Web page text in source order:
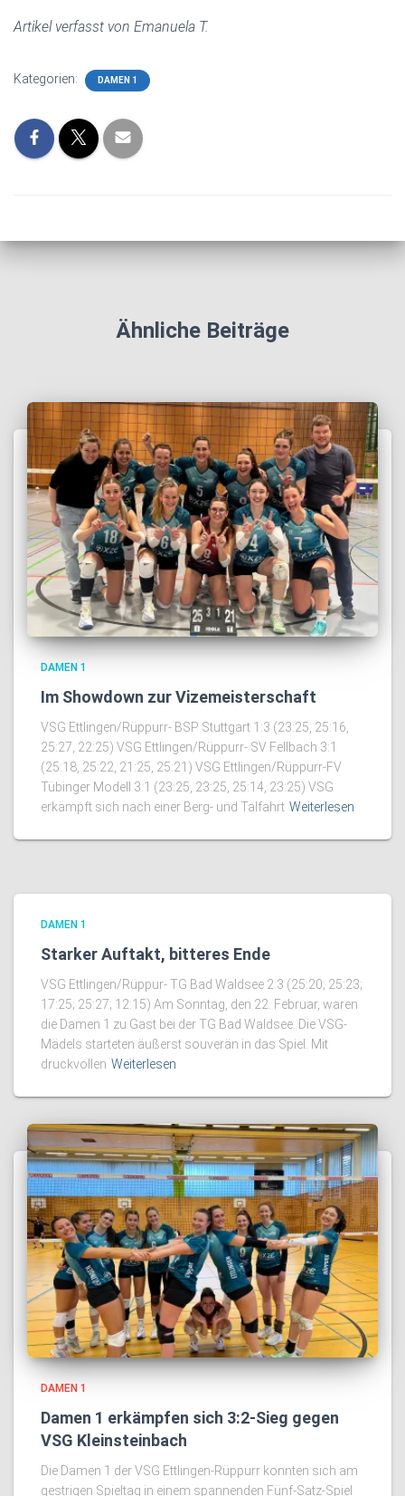
Artikel verfasst von Emanuela T.
Kategorien: DAMEN 1
Ähnliche Beiträge
DAMEN 1
Im Showdown zur Vizemeisterschaft
VSG Ettlingen/Rüppurr- BSP Stuttgart 1:3 (23:25, 25:16,
25:27, 22:25) VSG Ettlingen/Rüppurr- SV Fellbach 3:1
(25:18, 25:22, 21:25, 25:21) VSG Ettlingen/Rüppurr-FV
Tübinger Modell 3:1 (23:25, 23:25, 25:14, 23:25) VSG
erkämpft sich nach einer Berg- und Talfahrt Weiterlesen
DAMEN 1
Starker Auftakt, bitteres Ende
VSG Ettlingen/Rüppur- TG Bad Waldsee 2:3 (25:20; 25:23;
17:25; 25:27; 12:15) Am Sonntag, den 22. Februar, waren
die Damen 1 zu Gast bei der TG Bad Waldsee. Die VSG-
Mädels starteten äußerst souverän in das Spiel. Mit
druckvollen Weiterlesen
DAMEN 1
Damen 1 erkämpfen sich 3:2-Sieg gegen
VSG Kleinsteinbach
Die Damen 1 der VSG Ettlingen-Rüppurr konnten sich am
gestrigen Spieltag in einem spannenden Fünf-Satz-Spiel